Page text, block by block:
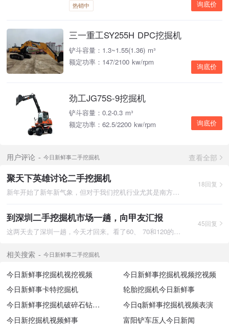
热销中 询底价
三一重工SY255H DPC挖掘机
铲斗容量：1.3~1.55(1.36) m³
额定功率：147/2100 kw/rpm
询底价
劲工JG75S-9挖掘机
铲斗容量：0.2-0.3 m³
额定功率：62.5/2200 kw/rpm
询底价
用户评论 今日新鲜事二手挖掘机 查看全部
聚天下英雄讨论二手挖掘机
新年开始了新年新气象，但对于我们挖机行业尤其是南方来说雨季也
18回复
到深圳二手挖掘机市场一趟，向甲友汇报
这两天去了深圳一趟，今天才回来。看了60、 70和120的。贵是不用
45回复
相关搜索 今日新鲜事二手挖掘机
今日新鲜事挖掘机视挖视频
今日新鲜事挖掘机视频挖视频
今日新鲜事卡特挖掘机
轮胎挖掘机今日新鲜事
今日新鲜事挖掘机破碎石钻石头视频
今日q新鲜事挖掘机视频表演
今日新挖掘机视频鲜事
富阳铲车压人今日新闻